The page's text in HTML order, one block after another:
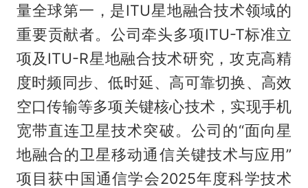
量全球第一，是ITU星地融合技术领域的
重要贡献者。公司牵头多项ITU-T标准立
项及ITU-R星地融合技术研究，攻克高精
度时频同步、低时延、高可靠切换、高效
空口传输等多项关键核心技术，实现手机
宽带直连卫星技术突破。公司的“面向星
地融合的卫星移动通信关键技术与应用”
项目获中国通信学会2025年度科学技术